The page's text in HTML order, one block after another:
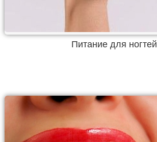
Питание для ногтей